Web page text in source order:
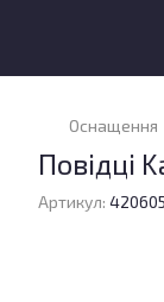
Оснащення
Повідці
Артикул: